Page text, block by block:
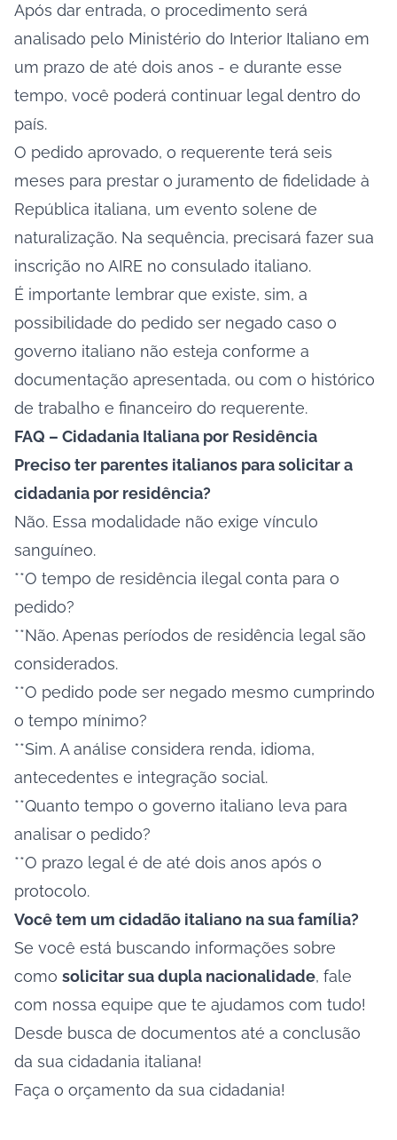
Após dar entrada, o procedimento será
analisado pelo Ministério do Interior Italiano em
um prazo de até dois anos - e durante esse
tempo, você poderá continuar legal dentro do
país.
O pedido aprovado, o requerente terá seis
meses para prestar o juramento de fidelidade à
República italiana, um evento solene de
naturalização. Na sequência, precisará fazer sua
inscrição no AIRE no consulado italiano.
É importante lembrar que existe, sim, a
possibilidade do pedido ser negado caso o
governo italiano não esteja conforme a
documentação apresentada, ou com o histórico
de trabalho e financeiro do requerente.
FAQ – Cidadania Italiana por Residência
Preciso ter parentes italianos para solicitar a
cidadania por residência?
Não. Essa modalidade não exige vínculo
sanguíneo.
**O tempo de residência ilegal conta para o
pedido?
**Não. Apenas períodos de residência legal são
considerados.
**O pedido pode ser negado mesmo cumprindo
o tempo mínimo?
**Sim. A análise considera renda, idioma,
antecedentes e integração social.
**Quanto tempo o governo italiano leva para
analisar o pedido?
**O prazo legal é de até dois anos após o
protocolo.
Você tem um cidadão italiano na sua família?
Se você está buscando informações sobre
como solicitar sua dupla nacionalidade, fale
com nossa equipe que te ajudamos com tudo!
Desde busca de documentos até a conclusão
da sua cidadania italiana!
Faça o orçamento da sua cidadania!